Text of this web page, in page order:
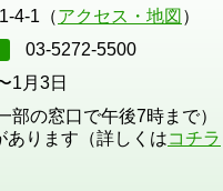
4-1（アクセス・地図 ）
03-5272-5500
1月3日
の窓口で午後7時まで）
ります（詳しくはコチラ